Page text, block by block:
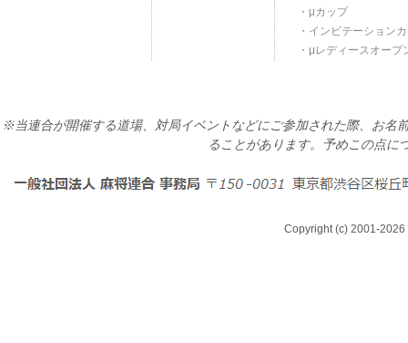
μカップ
インビテーション
μレディースオープ
※当連合が開催する道場、対局イベントなどにご参加された際、お名
ることがあります。予めこの点に
Copyright (c) 2001-